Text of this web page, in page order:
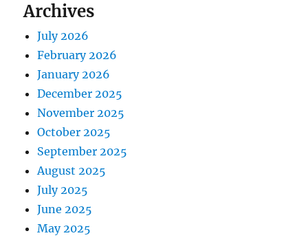
Archives
July 2026
February 2026
January 2026
December 2025
November 2025
October 2025
September 2025
August 2025
July 2025
June 2025
May 2025